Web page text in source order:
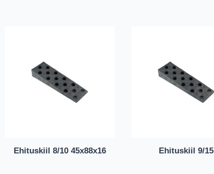
Ehituskiil 8/10 45x88x16 Ehituskiil 9/15